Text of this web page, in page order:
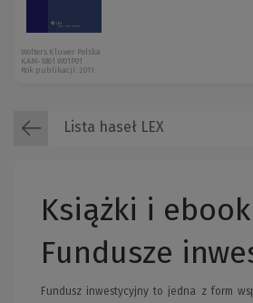
Wolters Kluwer Polska
KAM-1861 W01P01
Rok publikacji: 2011
Lista haseł LEX
Książki i
Fundusze
Fundusz inwestycyjny to jedna z form